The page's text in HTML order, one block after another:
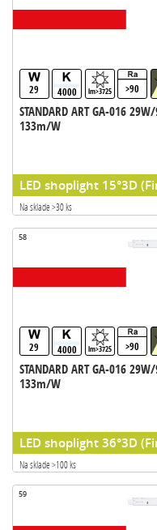
29 4000 lm>3725 >90
STANDARD ART GA-016
133m/W
LED shoplight 15°3D
Na sklade >30 ks
58
29 4000 lm>3725 >90
STANDARD ART GA-016
133m/W
LED shoplight 36°3D
Na sklade >100 ks
59